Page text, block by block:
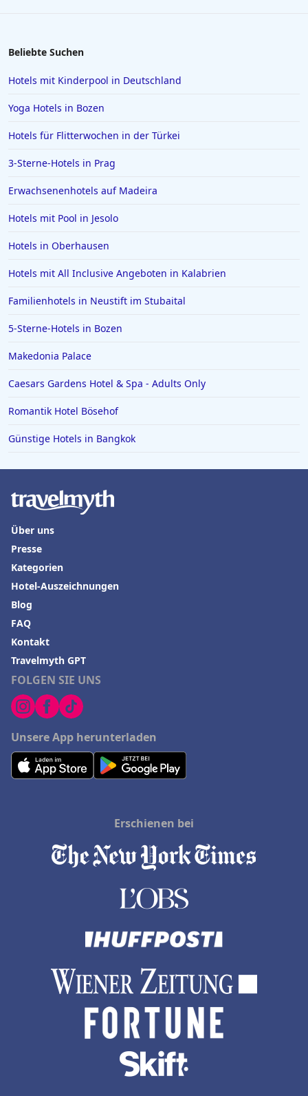
Beliebte Suchen
Hotels mit Kinderpool in Deutschland
Yoga Hotels in Bozen
Hotels für Flitterwochen in der Türkei
3-Sterne-Hotels in Prag
Erwachsenenhotels auf Madeira
Hotels mit Pool in Jesolo
Hotels in Oberhausen
Hotels mit All Inclusive Angeboten in Kalabrien
Familienhotels in Neustift im Stubaital
5-Sterne-Hotels in Bozen
Makedonia Palace
Caesars Gardens Hotel & Spa - Adults Only
Romantik Hotel Bösehof
Günstige Hotels in Bangkok
FOLGEN SIE UNS
Unsere App herunterladen
Über uns
Presse
Kategorien
Hotel-Auszeichnungen
Blog
FAQ
Kontakt
Travelmyth GPT
Erschienen bei